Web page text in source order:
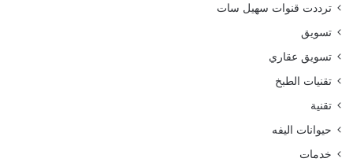
ترددت قنوات سهيل سات
تسويق
تسويق عقاري
تقنيات الطبخ
تقنية
حيوانات اليفه
خدمات